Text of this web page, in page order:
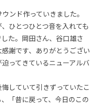
ンド作っていきました。
ひとつひとつ音を入れても
た。岡田さん、谷口雄さ
謝です、ありがとうござい
ってきているニューアルバ
していて引きずっていたこ
「昔に戻って、今日のこの